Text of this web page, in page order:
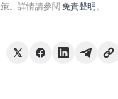
。詳情請參閱 免責聲明。